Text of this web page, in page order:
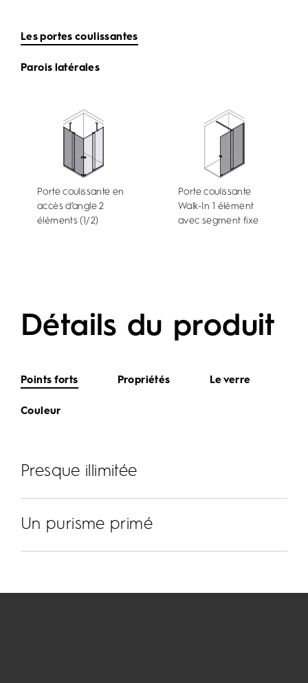
Les portes coulissantes
Parois latérales
Porte coulissante en
accès d’angle 2
éléments (1/2)
Porte coulissante
Walk-In 1 élément
avec segment fixe
Détails du produit
Points forts Propriétés Le verre
Couleur
Presque illimitée
Un purisme primé